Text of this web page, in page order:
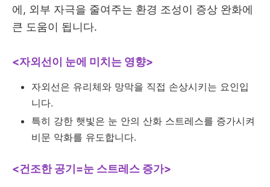
에, 외부 자극을 줄여주는 환경 조성이 증상 완화에
큰 도움이 됩니다.
<자외선이 눈에 미치는 영향>
자외선은 유리체와 망막을 직접 손상시키는 요인입
니다.
특히 강한 햇빛은 눈 안의 산화 스트레스를 증가시켜
비문 악화를 유도합니다.
<건조한 공기=눈 스트레스 증가>